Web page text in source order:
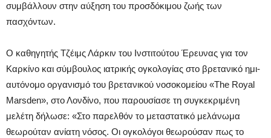
συμβάλλουν στην αύξηση του προσδόκιμου ζωής των
πασχόντων.
Ο καθηγητής Τζέιμς Λάρκιν του Ινστιτούτου Έρευνας για τον
Καρκίνο και σύμβουλος ιατρικής ογκολογίας στο βρετανικό ημι-
αυτόνομο οργανισμό του βρετανικού νοσοκομείου «The Royal
Marsden», στο Λονδίνο, που παρουσίασε τη συγκεκριμένη
μελέτη δήλωσε: «Στο παρελθόν το μεταστατικό μελάνωμα
θεωρούταν ανίατη νόσος. Οι ογκολόγοι θεωρούσαν πως το